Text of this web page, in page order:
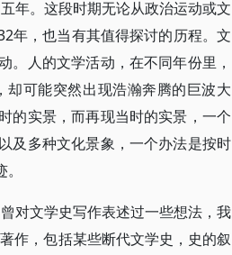
年。这段时期无论从政治运动或文
年，也当有其值得探讨的历程。文
。人的文学活动，在不同年份里，
可能突然出现浩瀚奔腾的巨波大
的实景，而再现当时的实景，一个
及多种文化景象，一个办法是按时
对文学史写作表述过一些想法，我
作，包括某些断代文学史，史的叙